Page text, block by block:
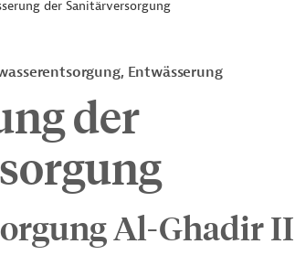
der Sanitärversorgung
Entwässerung
der
Al-Ghadir II